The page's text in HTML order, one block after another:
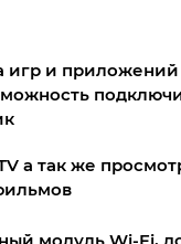
игр и приложений
а так же